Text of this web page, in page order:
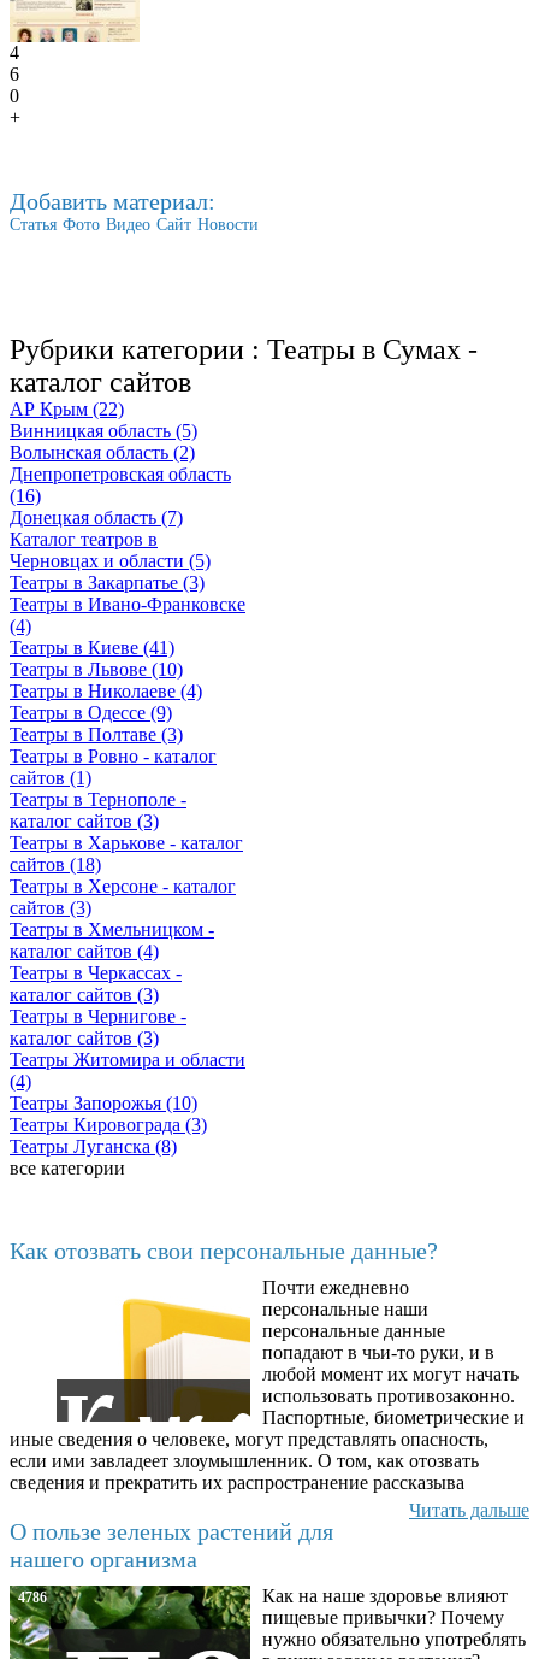
4
6
0
+
Добавить материал:
Статья Фото Видео Сайт Новости
Рубрики категории : Театры в Сумах -
каталог сайтов
АР Крым (22)
Винницкая область (5)
Волынская область (2)
Днепропетровская область
(16)
Донецкая область (7)
Каталог театров в
Черновцах и области (5)
Театры в Закарпатье (3)
Театры в Ивано-Франковске
(4)
Театры в Киеве (41)
Театры в Львове (10)
Театры в Николаеве (4)
Театры в Одессе (9)
Театры в Полтаве (3)
Театры в Ровно - каталог
сайтов (1)
Театры в Тернополе -
каталог сайтов (3)
Театры в Харькове - каталог
сайтов (18)
Театры в Херсоне - каталог
сайтов (3)
Театры в Хмельницком -
каталог сайтов (4)
Театры в Черкассах -
каталог сайтов (3)
Театры в Чернигове -
каталог сайтов (3)
Театры Житомира и области
(4)
Театры Запорожья (10)
Театры Кировограда (3)
Театры Луганска (8)
все категории
Как отозвать свои персональные данные?
Почти ежедневно
персональные наши
персональные данные
попадают в чьи-то руки, и в
любой момент их могут начать
использовать противозаконно.
Паспортные, биометрические и
иные сведения о человеке, могут представлять опасность,
если ими завладеет злоумышленник. О том, как отозвать
сведения и прекратить их распространение рассказыва
Читать дальше
О пользе зеленых растений для
нашего организма
4786
Как на наше здоровье влияют
пищевые привычки? Почему
нужно обязательно употреблять